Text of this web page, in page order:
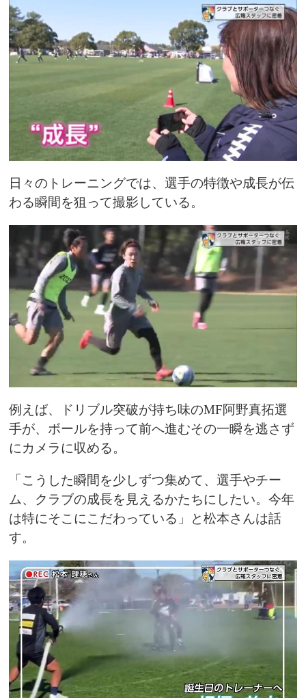
日々のトレーニングでは、選手の特徴や成長が伝
わる瞬間を狙って撮影している。
例えば、ドリブル突破が持ち味のMF阿野真拓選
手が、ボールを持って前へ進むその一瞬を逃さず
にカメラに収める。
「こうした瞬間を少しずつ集めて、選手やチー
ム、クラブの成長を見えるかたちにしたい。今年
は特にそこにこだわっている」と松本さんは話
す。